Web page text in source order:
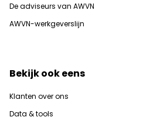
De adviseurs van AWVN
AWVN-werkgeverslijn
Bekijk ook eens
Klanten over ons
Data & tools